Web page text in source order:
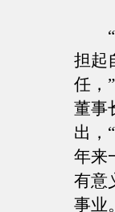
“
担起
任，
董事
出，
年来
有意
事业